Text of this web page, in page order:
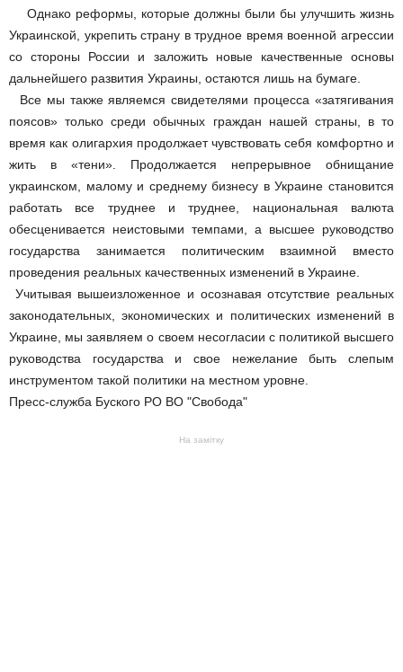
Однако реформы, которые должны были бы улучшить жизнь
Украинской, укрепить страну в трудное время военной агрессии
со стороны России и заложить новые качественные основы
дальнейшего развития Украины, остаются лишь на бумаге.
Все мы также являемся свидетелями процесса «затягивания
поясов» только среди обычных граждан нашей страны, в то
время как олигархия продолжает чувствовать себя комфортно и
жить в «тени». Продолжается непрерывное обнищание
украинском, малому и среднему бизнесу в Украине становится
работать все труднее и труднее, национальная валюта
обесценивается неистовыми темпами, а высшее руководство
государства занимается политическим взаимной вместо
проведения реальных качественных изменений в Украине.
Учитывая вышеизложенное и осознавая отсутствие реальных
законодательных, экономических и политических изменений в
Украине, мы заявляем о своем несогласии с политикой высшего
руководства государства и свое нежелание быть слепым
инструментом такой политики на местном уровне.
Пресс-служба Буского РО ВО "Свобода"
На замітку